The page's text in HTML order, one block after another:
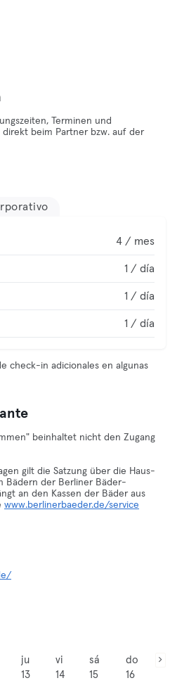
Terminen und
direkt beim Partner bzw. auf der
4 / mes
1 / día
1 / día
1 / día
check-in adicionales en algunas
beinhaltet nicht den Zugang
gilt die Satzung über die Haus-
Bädern der Berliner Bäder-
an den Kassen der Bäder aus
www.berlinerbaeder.de/service
ju
13
vi
14
sá
15
do
16